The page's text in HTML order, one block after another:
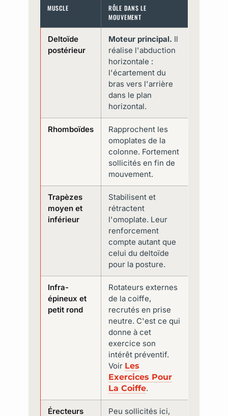
MUSCLE
RÔLE DANS LE
MOUVEMENT
Deltoïde
postérieur
Moteur principal. Il
réalise l'abduction
horizontale :
l'écartement du
bras vers l'arrière
dans le plan
horizontal.
Rhomboïdes
Rapprochent les
omoplates de la
colonne. Fortement
sollicités en fin de
mouvement.
Trapèzes
moyen et
inférieur
Stabilisent et
rétractent
l'omoplate. Leur
renforcement
compte autant que
celui du deltoïde
pour la posture.
Infra-
épineux et
petit rond
Rotateurs externes
de la coiffe,
recrutés en prise
neutre. C'est ce qui
donne à cet
exercice son
intérêt préventif.
Voir Les
Exercices Pour
La Coiffe.
Érecteurs
Peu sollicités ici,